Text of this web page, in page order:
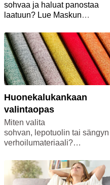
laatuvaatimukset.
sohvaa ja haluat panostaa
laatuun? Lue Maskun
ottaa huomioon laadukkaan
sohvan valinnassa, ja mitkä
ovat yleisimmät virheet
kalusteostoksilla.
Huonekalukankaan
valintaopas
Miten valita
sohvan, lepotuolin tai sängyn
verhoilumateriaali?
kankaiden huolellinen valinta
on tärkeää, onhan sohva ja
lepotuoli monen kodin sydän